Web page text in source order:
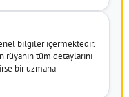
bilgiler içermektedir.
rüyanın tüm detaylarını
bir uzmana